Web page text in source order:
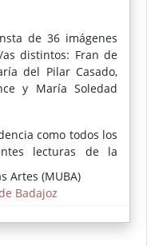
de 36 imágenes
distintos: Fran de
del Pilar Casado,
y María Soledad
como todos los
lecturas de la
de las piezas y
vida secreta de
de la misma,
de iconografías
Artes (MUBA)
Badajoz